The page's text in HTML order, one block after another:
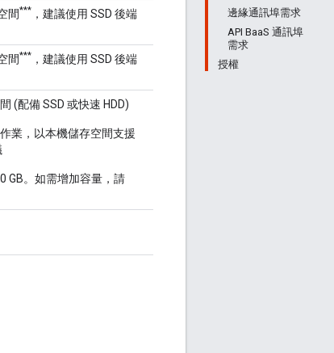
邊緣通訊埠需求
API BaaS 通訊埠
需求
授權
間*** ，建議使用 SSD 後端
間*** ，建議使用 SSD 後端
(配備 SSD 或快速 HDD)
業，以本機儲存空間支援
GB。如需增加容量，請